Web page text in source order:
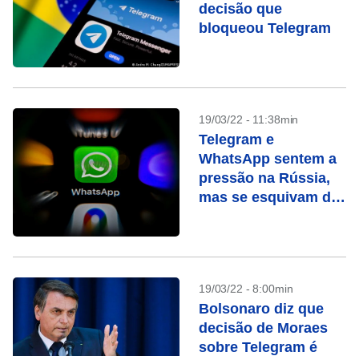
decisão que
bloqueou Telegram
19/03/22 - 11:38min
Telegram e
WhatsApp sentem a
pressão na Rússia,
mas se esquivam de
19/03/22 - 8:00min
Bolsonaro diz que
decisão de Moraes
sobre Telegram é